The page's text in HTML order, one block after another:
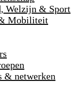
Welzijn & Sport
Mobiliteit
& netwerken